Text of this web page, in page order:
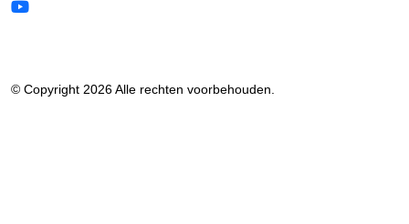
© Copyright 2026 Alle rechten voorbehouden.